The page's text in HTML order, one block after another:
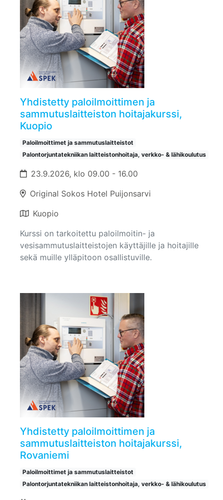
Yhdistetty paloilmoittimen ja
sammutuslaitteiston hoitajakurssi,
Kuopio
Paloilmoittimet ja sammutuslaitteistot
Palontorjuntatekniikan laitteistonhoitaja, verkko- & lähikoulutus
23.9.2026, klo 09.00 - 16.00
Original Sokos Hotel Puijonsarvi
Kuopio
Kurssi on tarkoitettu paloilmoitin- ja
vesisammutuslaitteistojen käyttäjille ja hoitajille
sekä muille ylläpitoon osallistuville.
Yhdistetty paloilmoittimen ja
sammutuslaitteiston hoitajakurssi,
Rovaniemi
Paloilmoittimet ja sammutuslaitteistot
Palontorjuntatekniikan laitteistonhoitaja, verkko- & lähikoulutus